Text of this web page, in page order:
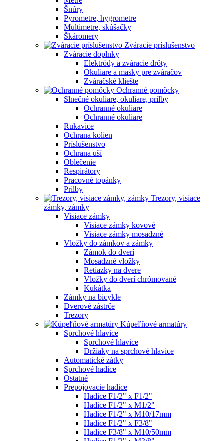
Šnúry
Pyrometre, hygrometre
Multimetre, skúšačky
Škáromery
Zváracie príslušenstvo
Zváracie doplnky
Elektródy a zváracie drôty
Okuliare a masky pre zváračov
Zváračské kliešte
Ochranné pomôcky
Slnečné okuliare, okuliare, prilby
Ochranné okuliare
Ochranné okuliare
Rukavice
Ochrana kolien
Príslušenstvo
Ochrana uší
Oblečenie
Respirátory
Pracovné topánky
Prilby
Trezory, visiace
zámky, zámky
Visiace zámky
Visiace zámky kovové
Visiace zámky mosadzné
Vložky do zámkov a zámky
Zámok do dverí
Mosadzné vložky
Retiazky na dvere
Vložky do dverí chrómované
Kukátka
Zámky na bicykle
Dverové zástrče
Trezory
Kúpeľňové armatúry
Sprchové hlavice
Sprchové hlavice
Držiaky na sprchové hlavice
Automatické zátky
Sprchové hadice
Ostatné
Prepojovacie hadice
Hadice F1/2" x F1/2"
Hadice F1/2" x M1/2"
Hadice F1/2" x M10/17mm
Hadice F1/2" x F3/8"
Hadice F3/8" x M10/50mm